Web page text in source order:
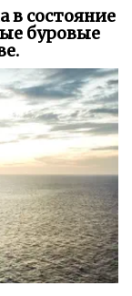
в состояние
буровые